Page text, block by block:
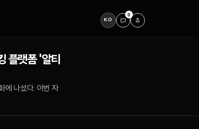
KO
0
플랫폼 '알티
에 나섰다. 이번 자